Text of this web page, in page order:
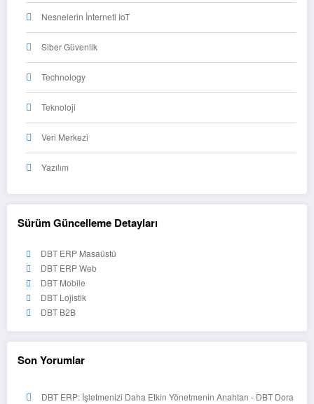
Nesnelerin İnterneti IoT
Siber Güvenlik
Technology
Teknoloji
Veri Merkezi
Yazılım
Sürüm Güncelleme Detayları
DBT ERP Masaüstü
DBT ERP Web
DBT Mobile
DBT Lojistik
DBT B2B
Son Yorumlar
DBT ERP: İşletmenizi Daha Etkin Yönetmenin Anahtarı - DBT Dora